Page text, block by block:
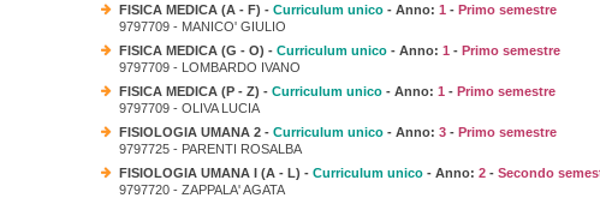
FISICA MEDICA (A - F) - Curriculum unico - Anno: 1 - Primo semestre
9797709 - MANICO' GIULIO
FISICA MEDICA (G - O) - Curriculum unico - Anno: 1 - Primo semestre
9797709 - LOMBARDO IVANO
FISICA MEDICA (P - Z) - Curriculum unico - Anno: 1 - Primo semestre
9797709 - OLIVA LUCIA
FISIOLOGIA UMANA 2 - Curriculum unico - Anno: 3 - Primo semestre
9797725 - PARENTI ROSALBA
FISIOLOGIA UMANA I (A - L) - Curriculum unico - Anno: 2 - Secondo
9797720 - ZAPPALA' AGATA